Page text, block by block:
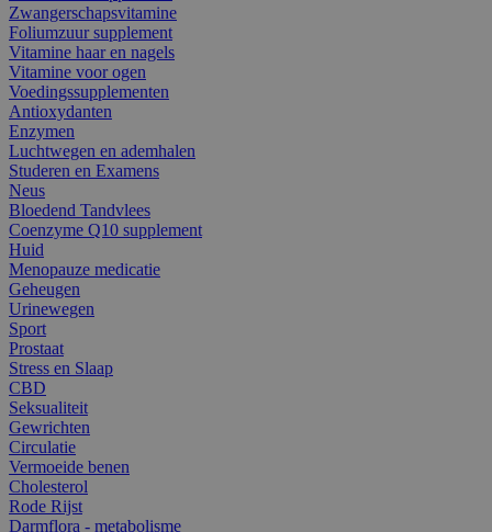
Zwangerschapsvitamine
Foliumzuur supplement
Vitamine haar en nagels
Vitamine voor ogen
Voedingssupplementen
Antioxydanten
Enzymen
Luchtwegen en ademhalen
Studeren en Examens
Neus
Bloedend Tandvlees
Coenzyme Q10 supplement
Huid
Menopauze medicatie
Geheugen
Urinewegen
Sport
Prostaat
Stress en Slaap
CBD
Seksualiteit
Gewrichten
Circulatie
Vermoeide benen
Cholesterol
Rode Rijst
Darmflora - metabolisme